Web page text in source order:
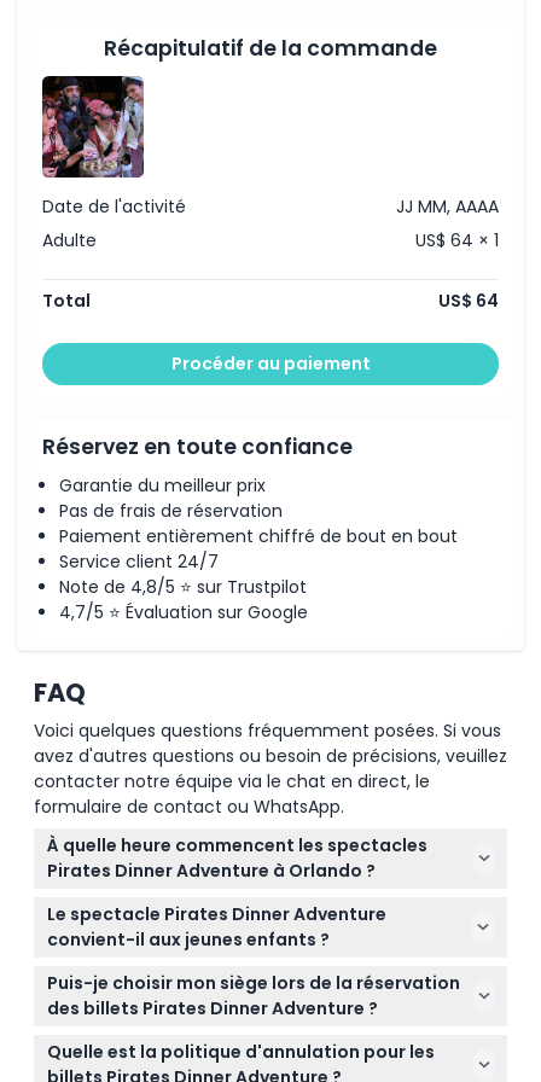
Points forts
Inclus
Politique enfant/adulte
À savoir
Emplacement
Comment échanger
Politique d'annulation
Dîner en 3 services
Boissons non alcoolisées illimitées
Récapitulatif de la commande
Date de l'activité
JJ MM, AAAA
Adulte
US$ 64 × 1
Total US$ 64
Procéder au paiement
Réservez en toute confiance
Garantie du meilleur prix
Pas de frais de réservation
Paiement entièrement chiffré de bout en bout
Service client 24/7
Note de 4,8/5 ⭐ sur Trustpilot
4,7/5 ⭐ Évaluation sur Google
FAQ
Voici quelques questions fréquemment posées. Si vous
avez d'autres questions ou besoin de précisions, veuillez
contacter notre équipe via le chat en direct, le
formulaire de contact ou WhatsApp.
À quelle heure commencent les spectacles
Pirates Dinner Adventure à Orlando ?
Les spectacles Pirates Dinner Adventure
commencent généralement à 16h00, 18h00 et
19h30 chaque jour. Veuillez vérifier votre bon de
réservation pour l'heure exacte du spectacle car
les horaires peuvent changer (sujets à modification
Le spectacle Pirates Dinner Adventure
convient-il aux jeunes enfants ?
Oui, les enfants âgés de 0 à 2 ans peuvent entrer
gratuitement, mais les enfants de 11 ans et plus
spectacle inclut des sons forts et des lumières
stroboscopiques, qui peuvent ne pas convenir aux
Puis-je choisir mon siège lors de la réservation
des billets Pirates Dinner Adventure ?
Il n'est pas possible de sélectionner des sièges
spécifiques lors de la réservation. Les places sont
Quelle est la politique d'annulation pour les
billets Pirates Dinner Adventure ?